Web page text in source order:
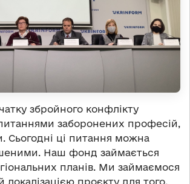
збройного конфлікту
питаннями заборонених професій,
Сьогодні ці питання можна
Наш фонд займається
планів. Ми займаємося
локалізацією проєкту для того,